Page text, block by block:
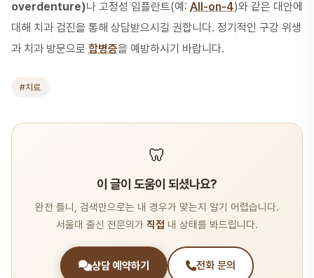
overdenture)나 고정성 임플란트(예: All-on-4)와 같은 대안에
대해 치과 검진을 통해 상담받으시길 권합니다. 정기적인 구강 위생
과 치과 방문으로 합병증을 예방하시기 바랍니다.
#치료
🦷
이 글이 도움이 되셨나요?
완전 틀니, 검색만으로는 내 경우가 맞는지 알기 어렵습니다.
서울대 출신 전문의가 직접 내 상태를 봐드립니다.
상담 예약하기 전화 문의